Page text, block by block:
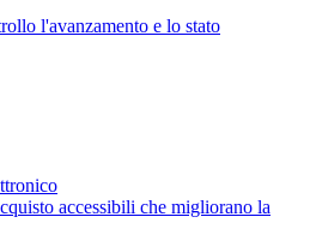
l'avanzamento e lo stato
accessibili che migliorano la